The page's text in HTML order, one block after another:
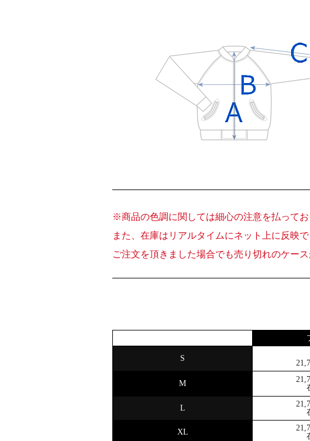
※商品の色調に関しては細心の注意を払って
また、在庫はリアルタイムにネット上に反映
ご注文を頂きました場合でも売り切れのケー
S
M
L
XL